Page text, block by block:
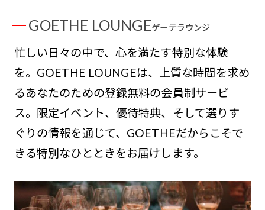
GOETHE LOUNGEゲーテラウンジ
忙しい日々の中で、心を満たす特別な体験
を。GOETHE LOUNGEは、上質な時間を求め
るあなたのための登録無料の会員制サービ
ス。限定イベント、優待特典、そして選りす
ぐりの情報を通じて、GOETHEだからこそで
きる特別なひとときをお届けします。